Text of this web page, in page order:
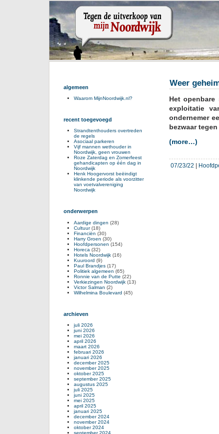
Weer
Het
exploitatie
ondernemer
bezwaar
(more…)
07/23/22
algemeen
Waarom MijnNoordwijk.nl?
recent toegevoegd
Strandtenthouders overtreden
de regels
Asociaal parkeren
Vijf mannen wethouder in
Noordwijk, geen vrouwen
Roze Zaterdag en Zomerfeest
gehandicapten op één dag in
Noordwijk
Henk Hoogervorst beëindigt
klinkende periode als voorzitter
van voetvalvereniging
Noordwijk
onderwerpen
Aardige dingen (28)
Cultuur(18)
Financiën (30)
Harry Groen (30)
Hoofdpersonen (154)
Horeca (32)
Hotels Noordwijk (16)
Kuuroord (9)
Paul Brandjes (17)
Politiek algemeen (65)
Ronnie van de Putte (22)
Verkiezingen Noordwijk (13)
Victor Salman (2)
Wilhelmina Boulevard (45)
archieven
juli 2026
juni 2026
mei 2026
april 2026
maart 2026
februari 2026
januari 2026
december 2025
november 2025
oktober 2025
september 2025
augustus 2025
juli 2025
juni 2025
mei 2025
april 2025
januari 2025
december 2024
november 2024
oktober 2024
september 2024